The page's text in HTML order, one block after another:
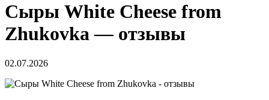
Сыры White Cheese from
Zhukovka — отзывы
02.07.2026